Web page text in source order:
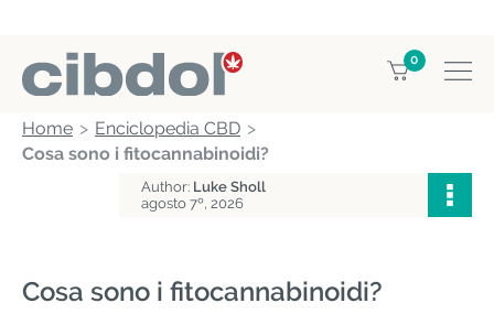
0
Home
Enciclopedia CBD
Cosa sono i fitocannabinoidi?
Author: Luke Sholl
agosto 7º, 2026
Cosa sono i fitocannabinoidi?